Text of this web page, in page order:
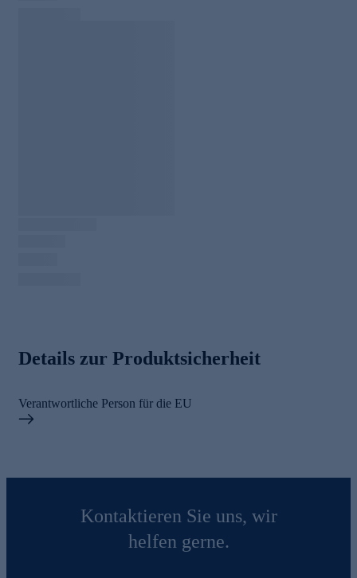
Details zur Produktsicherheit
Verantwortliche Person für die EU
Kontaktieren Sie uns, wir
helfen gerne.